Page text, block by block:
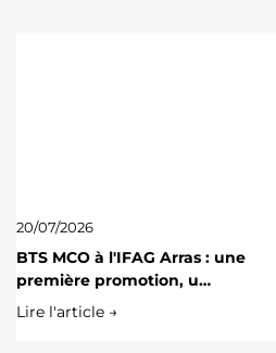
20/07/2026
BTS MCO à l'IFAG Arras : une
première promotion, u…
Lire l'article →